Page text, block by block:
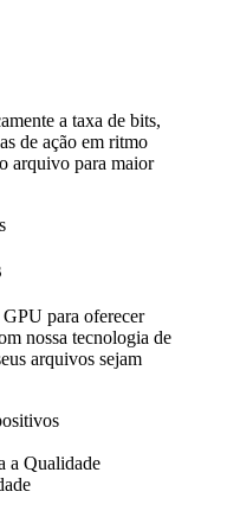
a taxa de bits,
de ação em ritmo
arquivo para maior
para oferecer
nossa tecnologia de
arquivos sejam